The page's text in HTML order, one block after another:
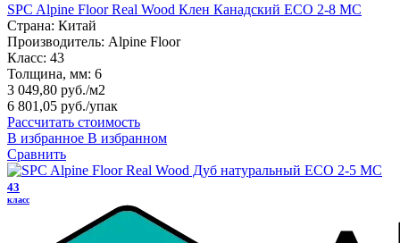
SPC Alpine Floor Real Wood Клен Канадский ЕСО 2-8 MC
Страна: Китай
Производитель: Alpine Floor
Класс: 43
Толщина, мм: 6
3 049,80 руб./м2
6 801,05 руб./упак
Рассчитать стоимость
В избранное В избранном
Сравнить
43
класс